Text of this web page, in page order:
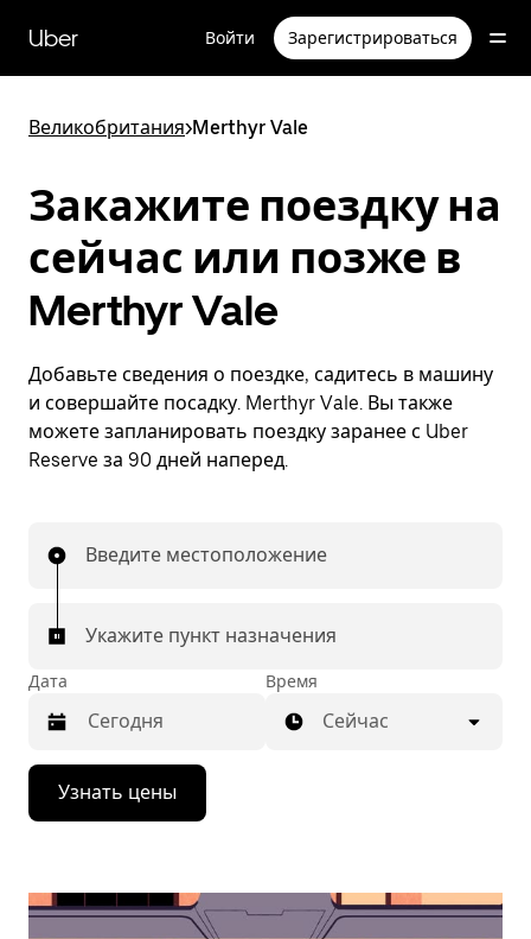
перейти
к
содержимому
Uber Войти Зарегистрироваться
Великобритания>Merthyr Vale
Закажите поездку на
сейчас или позже в
Merthyr Vale
Добавьте сведения о поездке, садитесь в машину
и совершайте посадку. Merthyr Vale. Вы также
можете запланировать поездку заранее с Uber
Reserve за 90 дней наперед.
Введите местоположение
Укажите пункт назначения
Дата
Нажмите
стрелку
вниз,
календарю
Время
Сейчас
Узнать цены